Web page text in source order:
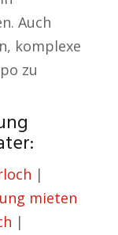
Auch
komplexe
zu
|
mieten
|